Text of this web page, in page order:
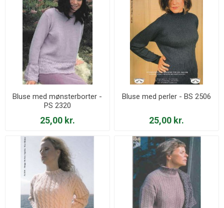
Bluse med mønsterborter -
PS 2320
25,00 kr.
Bluse med perler - BS 2506
25,00 kr.